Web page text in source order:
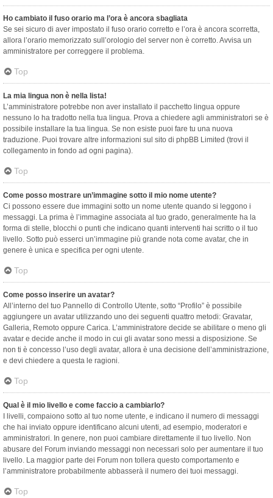
Ho cambiato il fuso orario ma l’ora è ancora sbagliata
Se sei sicuro di aver impostato il fuso orario corretto e l’ora è ancora scorretta,
allora l’orario memorizzato sull’orologio del server non è corretto. Avvisa un
amministratore per correggere il problema.
Top
La mia lingua non è nella lista!
L’amministratore potrebbe non aver installato il pacchetto lingua oppure
nessuno lo ha tradotto nella tua lingua. Prova a chiedere agli amministratori se è
possibile installare la tua lingua. Se non esiste puoi fare tu una nuova
traduzione. Puoi trovare altre informazioni sul sito di phpBB Limited (trovi il
collegamento in fondo ad ogni pagina).
Top
Come posso mostrare un’immagine sotto il mio nome utente?
Ci possono essere due immagini sotto un nome utente quando si leggono i
messaggi. La prima è l’immagine associata al tuo grado, generalmente ha la
forma di stelle, blocchi o punti che indicano quanti interventi hai scritto o il tuo
livello. Sotto può esserci un’immagine più grande nota come avatar, che in
genere è unica e specifica per ogni utente.
Top
Come posso inserire un avatar?
All’interno del tuo Pannello di Controllo Utente, sotto “Profilo” è possibile
aggiungere un avatar utilizzando uno dei seguenti quattro metodi: Gravatar,
Galleria, Remoto oppure Carica. L’amministratore decide se abilitare o meno gli
avatar e decide anche il modo in cui gli avatar sono messi a disposizione. Se
non ti è concesso l’uso degli avatar, allora è una decisione dell’amministrazione,
e devi chiedere a questa le ragioni.
Top
Qual è il mio livello e come faccio a cambiarlo?
I livelli, compaiono sotto al tuo nome utente, e indicano il numero di messaggi
che hai inviato oppure identificano alcuni utenti, ad esempio, moderatori e
amministratori. In genere, non puoi cambiare direttamente il tuo livello. Non
abusare del Forum inviando messaggi non necessari solo per aumentare il tuo
livello. La maggior parte dei Forum non tollera questo comportamento e
l’amministratore probabilmente abbasserà il numero dei tuoi messaggi.
Top